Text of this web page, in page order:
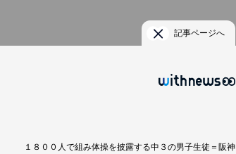
記事ページへ
１８００人で組み体操を披露する中３の男子生徒＝阪神